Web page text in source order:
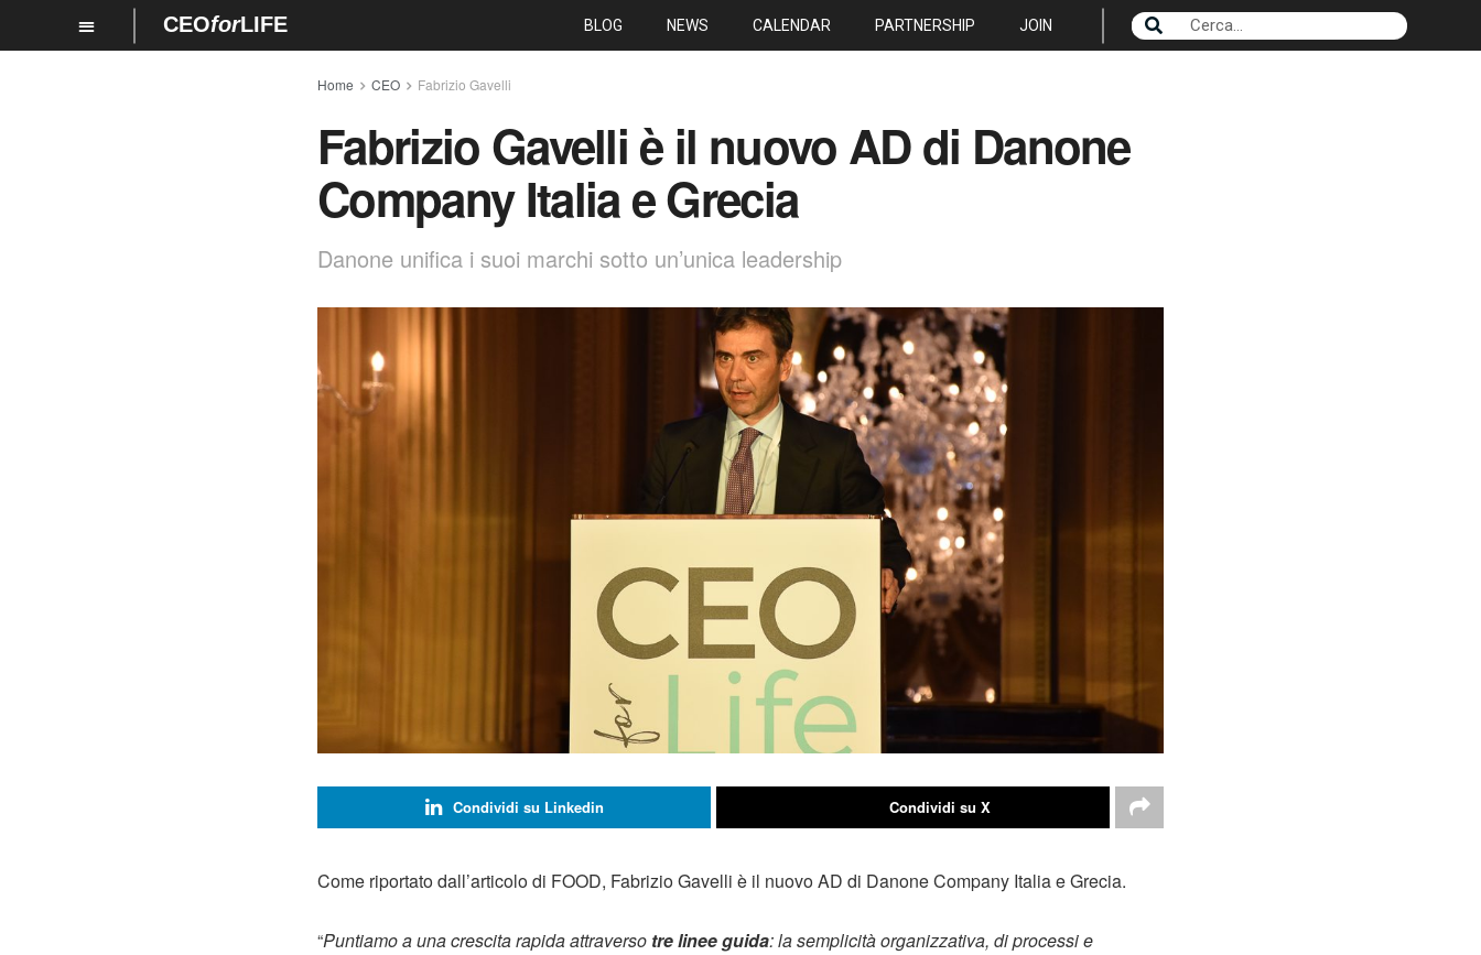
CEOforLIFE BLOG NEWS CALENDAR PARTNERSHIP JOIN
Home CEO Fabrizio Gavelli
Fabrizio Gavelli è il nuovo AD di Danone
Company Italia e Grecia
Danone unifica i suoi marchi sotto un’unica leadership
Condividi su Linkedin Condividi su X
Come riportato dall’articolo di FOOD, Fabrizio Gavelli è il nuovo AD di Danone Company Italia e Grecia.
“Puntiamo a una crescita rapida attraverso tre linee guida: la semplicità organizzativa, di processi e